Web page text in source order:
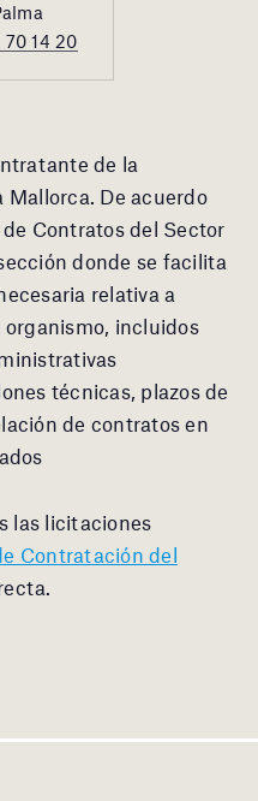
70 14 20
de la
Mallorca. De acuerdo
Contratos del Sector
donde se facilita
relativa a
incluidos
técnicas, plazos de
de contratos en
las licitaciones
Contratación del